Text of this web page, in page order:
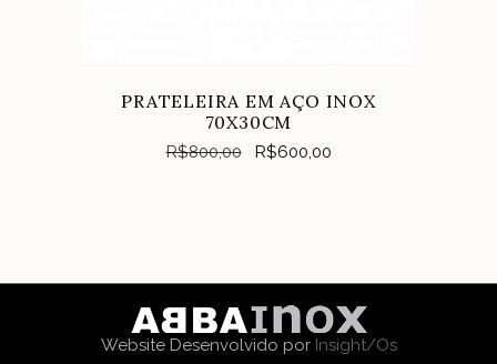
PRATELEIRA EM AÇO INOX
70X30CM
R$800,00 R$600,00
Website Desenvolvido por Insight/Os